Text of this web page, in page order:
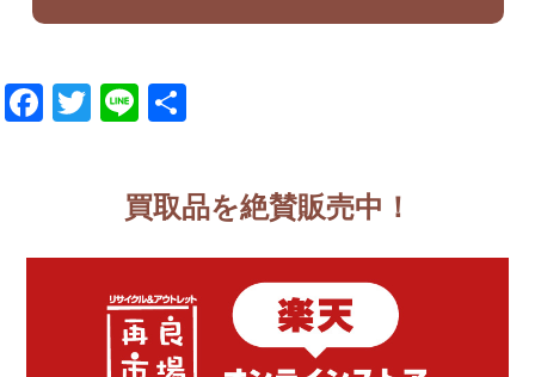
Facebook
Twitter
Line
買取品を絶賛販売中！